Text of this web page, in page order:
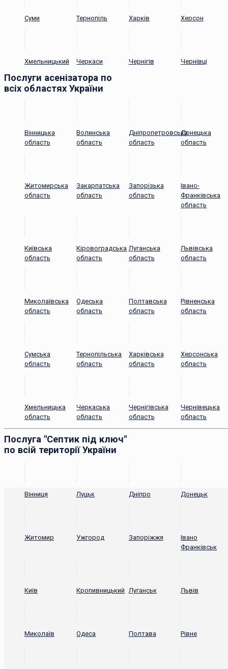
Суми Тернопіль Харків Херсон
Хмельницький Черкаси Чернігів Чернівці
Послуги асенізатора по
всіх областях України
Вінницька
область
Волинська
область
Дніпропетровська
область
Донецька
область
Житомирська
область
Закарпатська
область
Запорізька
область
Івано-
Франківська
область
Київська
область
Кіровоградська
область
Луганська
область
Львівська
область
Миколаївська
область
Одеська
область
Полтавська
область
Рівненська
область
Сумська
область
Тернопільська
область
Харківська
область
Херсонська
область
Хмельницька
область
Черкаська
область
Чернігівська
область
Чернівецька
область
Послуга "Септик під ключ"
по всій території України
Вінниця Луцьк Дніпро Донецьк
Житомир Ужгород Запоріжжя
Івано
Франківськ
Київ Кропивницький Луганськ Львів
Миколаїв Одеса Полтава Рівне